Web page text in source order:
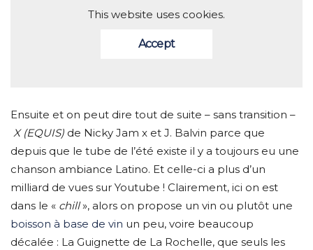
This website uses cookies.
Accept
Ensuite et on peut dire tout de suite – sans transition –
X (EQUIS) de Nicky Jam x et J. Balvin parce que
depuis que le tube de l’été existe il y a toujours eu une
chanson ambiance Latino. Et celle-ci a plus d’un
milliard de vues sur Youtube ! Clairement, ici on est
dans le « chill», alors on propose un vin ou plutôt une
boisson à base de vin un peu, voire beaucoup
décalée : La Guignette de La Rochelle, que seuls les